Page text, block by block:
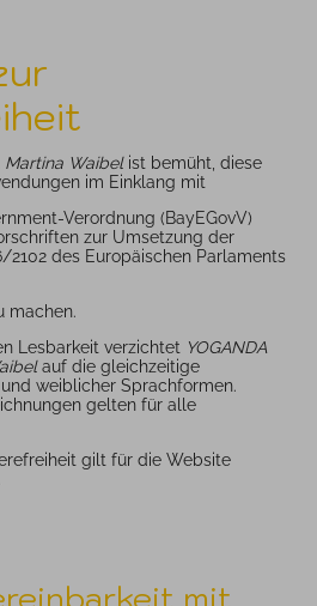
Martina Waibelist bemüht, diese
im Einklang mit
Verordnung (BayEGovV)
zur Umsetzung der
2102 des Europäischen Parlaments
machen.
Lesbarkeit verzichtet YOGANDA
auf die gleichzeitige
weiblicher Sprachformen.
gelten für alle
gilt für die Website